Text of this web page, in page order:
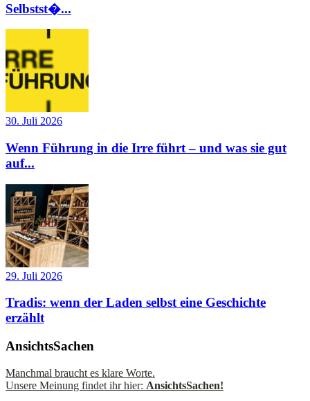
Selbstst�...
30. Juli 2026
Wenn Führung in die Irre führt – und was sie gut
auf...
29. Juli 2026
Tradis: wenn der Laden selbst eine Geschichte
erzählt
AnsichtsSachen
Manchmal braucht es klare Worte.
Unsere Meinung findet ihr hier: AnsichtsSachen!